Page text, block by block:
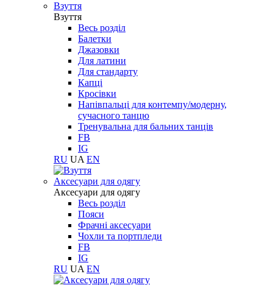
Взуття
Взуття
Весь розділ
Балетки
Джазовки
Для латини
Для стандарту
Капці
Кросівки
Напівпальці для контемпу/модерну,
сучасного танцю
Тренувальна для бальних танців
FB
IG
RU UA EN
Aксесуари для одягу
Aксесуари для одягу
Весь розділ
Пояси
Фрачні аксесуари
Чохли та портпледи
FB
IG
RU UA EN